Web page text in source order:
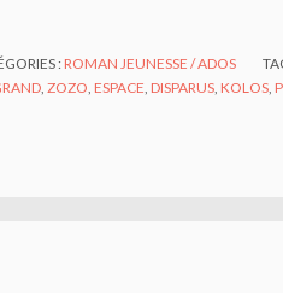
:ROMAN JEUNESSE / ADOS
ZOZO ESPACE DISPARUS KOLOS